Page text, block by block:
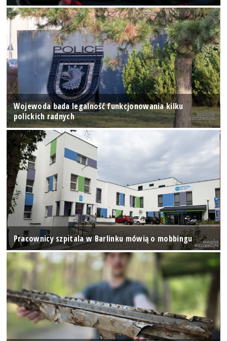
Wojewoda bada legalność funkcjonowania kilku
polickich radnych
Pracownicy szpitala w Barlinku mówią o mobbingu